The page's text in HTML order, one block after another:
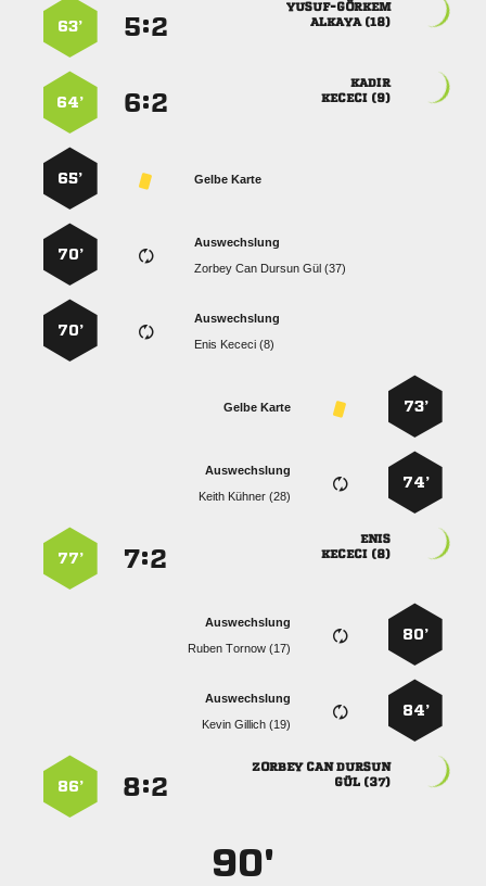

 
:
63’

 
:
64’
Gelbe Karte
65’
Auswechslung
    
70’
Auswechslung
  
70’
73’
Gelbe Karte
74’
Auswechslung
  

 
:
77’
80’
Auswechslung
  
84’
Auswechslung
  
  
 
:
86’
90'